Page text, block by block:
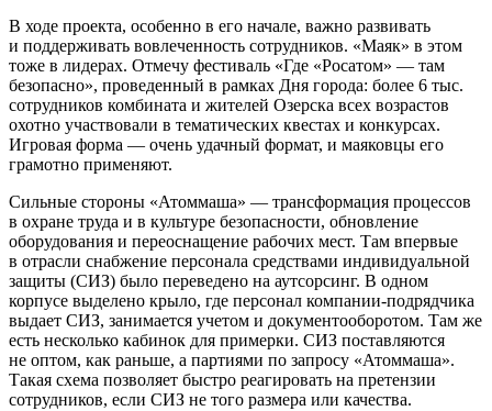
В ходе проекта, особенно в его начале, важно развивать
и поддерживать вовлеченность сотрудников. «Маяк» в этом
тоже в лидерах. Отмечу фестиваль «Где «Росатом» — ​там
безопасно», проведенный в рамках Дня города: более 6 тыс.
сотрудников комбината и жителей Озерска всех возрастов
охотно участвовали в тематических квестах и конкурсах.
Игровая форма — ​очень удачный формат, и маяковцы его
грамотно применяют.
Сильные стороны «Атоммаша» — ​трансформация процессов
в охране труда и в культуре безопасности, обновление
оборудования и переоснащение рабочих мест. Там впервые
в отрасли снабжение персонала средствами индивидуальной
защиты (СИЗ) было переведено на аутсорсинг. В одном
корпусе выделено крыло, где персонал компании-подрядчика
выдает СИЗ, занимается учетом и документооборотом. Там же
есть несколько кабинок для примерки. СИЗ поставляются
не оптом, как раньше, а партиями по запросу «Атоммаша».
Такая схема позволяет быстро реагировать на претензии
сотрудников, если СИЗ не того размера или качества.